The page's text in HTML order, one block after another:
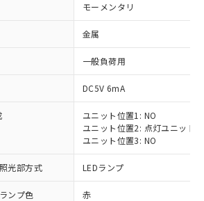
モーメンタリ
金属
一般負荷用
DC5V 6mA
ユニット位置1: NO
ユニット位置2: 点灯ユニット
ユニット位置3: NO
照光部方式 LEDランプ
ランプ色 赤